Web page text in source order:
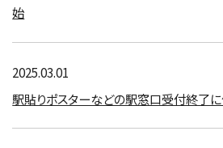
始
2025.03.01
駅貼りポスターなどの駅窓口受付終了